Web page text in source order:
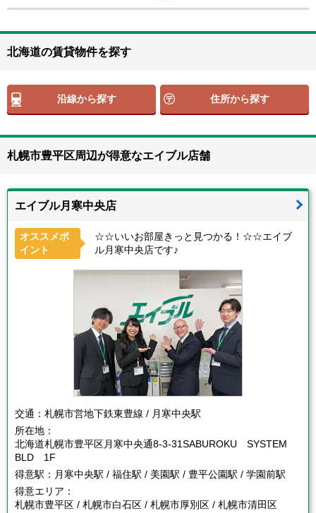
北海道の賃貸物件を探す
沿線から探す 住所から探す
札幌市豊平区周辺が得意なエイブル店舗
エイブル月寒中央店
オススメポ
イント
☆☆いいお部屋きっと見つかる！☆☆エイブ
ル月寒中央店です♪
交通： 札幌市営地下鉄東豊線 / 月寒中央駅
所在地：
北海道札幌市豊平区月寒中央通8-3-31SABUROKU SYSTEM
BLD 1F
得意駅： 月寒中央駅 / 福住駅 / 美園駅 / 豊平公園駅 / 学園前駅
得意エリア：
札幌市豊平区 / 札幌市白石区 / 札幌市厚別区 / 札幌市清田区